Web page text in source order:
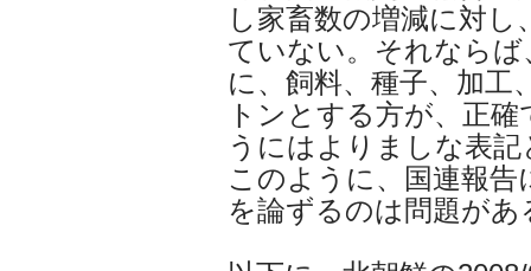
し家畜数の増減に対
ていない。それなら
に、飼料、種子、加工
トンとする方が、正
うにはよりましな表
このように、国連報
を論ずるのは問題があ